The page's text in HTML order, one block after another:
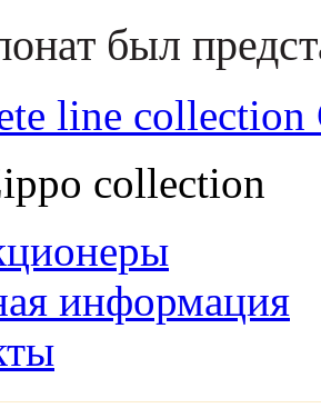
был
line collection
collection
информация